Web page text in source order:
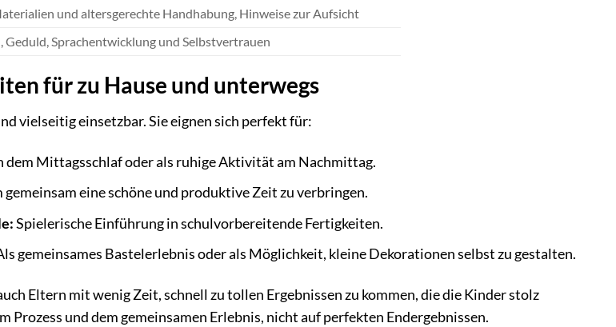
und altersgerechte Handhabung, Hinweise zur Aufsicht
Sprachentwicklung und Selbstvertrauen
für zu Hause und unterwegs
vielseitig einsetzbar. Sie eignen sich perfekt für:
dem Mittagsschlaf oder als ruhige Aktivität am Nachmittag.
gemeinsam eine schöne und produktive Zeit zu verbringen.
Spielerische Einführung in schulvorbereitende Fertigkeiten.
gemeinsames Bastelerlebnis oder als Möglichkeit, kleine Dekorationen selbst zu gestalten.
Eltern mit wenig Zeit, schnell zu tollen Ergebnissen zu kommen, die die Kinder stolz
Prozess und dem gemeinsamen Erlebnis, nicht auf perfekten Endergebnissen.